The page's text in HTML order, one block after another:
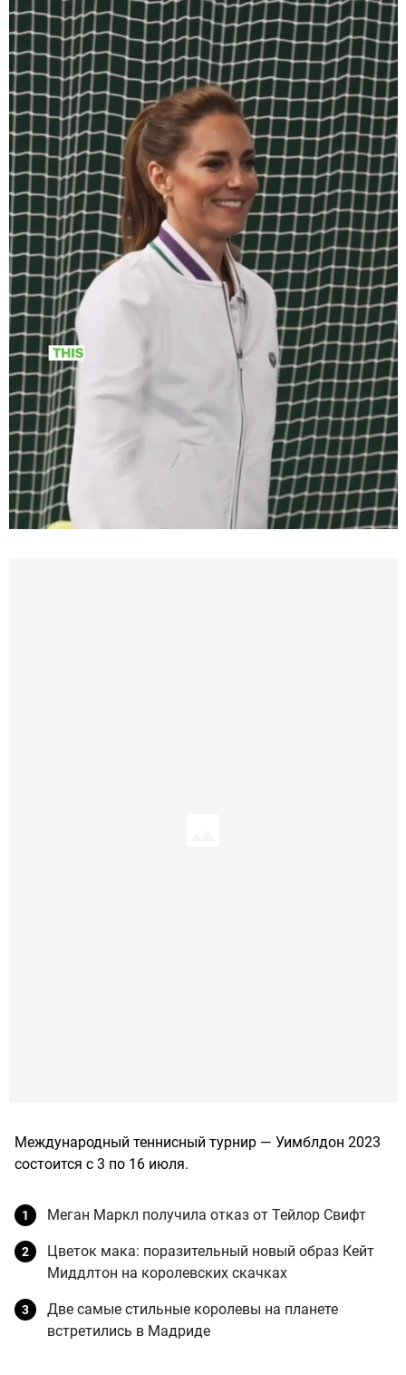
Международный теннисный турнир — Уимблдон 2023
состоится с 3 по 16 июля.
Меган Маркл получила отказ от Тейлор Свифт
Цветок мака: поразительный новый образ Кейт
Миддлтон на королевских скачках
Две самые стильные королевы на планете
встретились в Мадриде